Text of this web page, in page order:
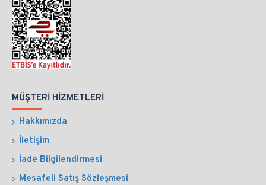
MÜŞTERI HIZMETLERI
Hakkımızda
İletişim
İade Bilgilendirmesi
Mesafeli Satış Sözleşmesi